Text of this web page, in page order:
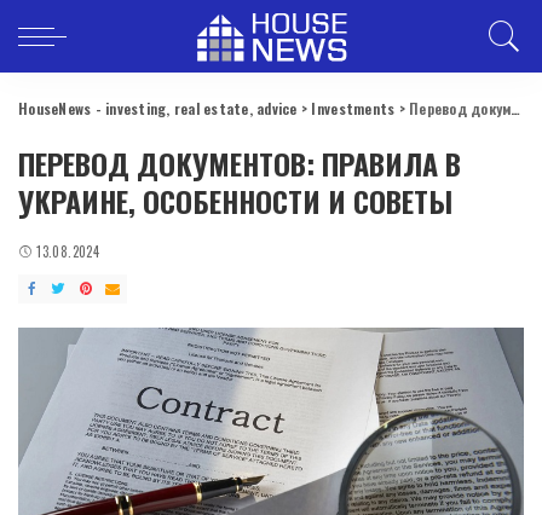
HouseNews - investing, real estate, advice > Investments > Перевод документов: правила в Украине, особенности и советы
ПЕРЕВОД ДОКУМЕНТОВ: ПРАВИЛА В
УКРАИНЕ, ОСОБЕННОСТИ И СОВЕТЫ
13.08.2024